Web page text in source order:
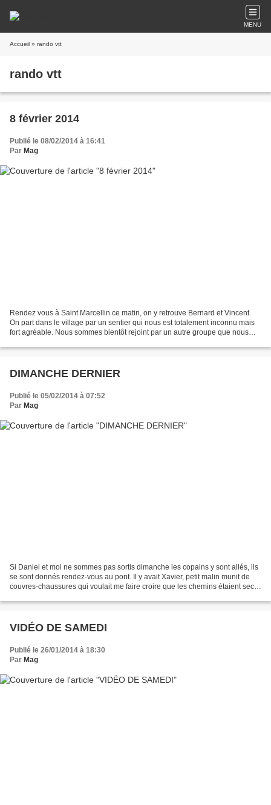
MENU
Accueil » rando vtt
rando vtt
8 février 2014
Publié le 08/02/2014 à 16:41
Par Mag
Rendez vous à Saint Marcellin ce matin, on y retrouve Bernard et Vincent.
On part dans le village par un sentier qui nous est totalement inconnu mais
fort agréable. Nous sommes bientôt rejoint par un autre groupe que nous
DIMANCHE DERNIER
Publié le 05/02/2014 à 07:52
Par Mag
Si Daniel et moi ne sommes pas sortis dimanche les copains y sont allés, ils
se sont donnés rendez-vous au pont. Il y avait Xavier, petit malin munit de
couvres-chaussures qui voulait me faire croire que les chemins étaient secs !
VIDÉO DE SAMEDI
Publié le 26/01/2014 à 18:30
Par Mag